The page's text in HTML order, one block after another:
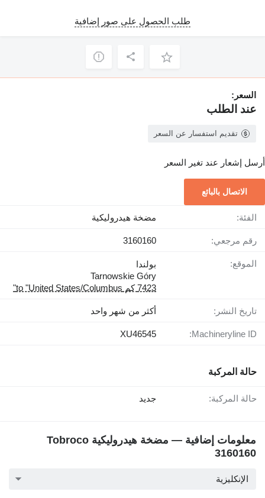
طلب الحصول على صور إضافية
السعر:
عند الطلب
تقديم استفسار عن السعر
أرسل إشعار عند تغير السعر
الاتصال بالبائع
الفئة: مضخة هيدروليكية
رقم مرجعي: 3160160
الموقع:
بولندا
Tarnowskie Góry
7423 كم to "United States/Columbus"
تاريخ النشر: أكثر من شهر واحد
Machineryline ID:
XU46545
حالة المركبة
حالة المركبة: جديد
معلومات إضافية — مضخة هيدروليكية Tobroco
3160160
الإنكليزية